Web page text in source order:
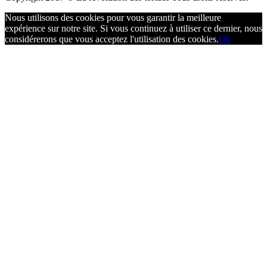
Nous utilisons des cookies pour vous garantir la meilleure
expérience sur notre site. Si vous continuez à utiliser ce dernier, nous
considérerons que vous acceptez l'utilisation des cookies.Ok